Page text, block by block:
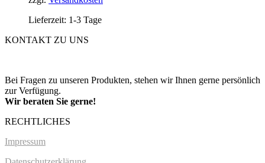
Lieferzeit: 1-3 Tage
KONTAKT ZU UNS
Bei Fragen zu unseren Produkten, stehen wir Ihnen gerne persönlich
zur Verfügung.
Wir beraten Sie gerne!
RECHTLICHES
Impressum